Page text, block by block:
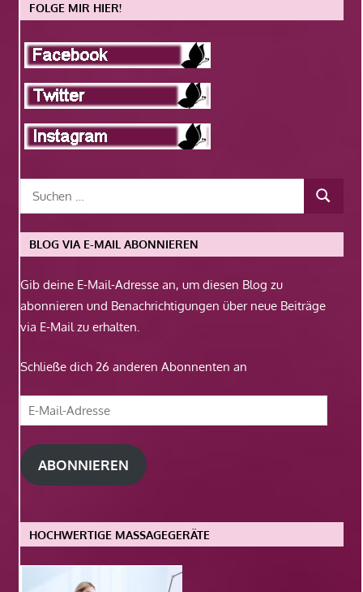
FOLGE MIR HIER!
BLOG VIA E-MAIL ABONNIEREN
Gib deine E-Mail-Adresse an, um diesen Blog zu
abonnieren und Benachrichtigungen über neue Beiträge
via E-Mail zu erhalten.
Schließe dich 26 anderen Abonnenten an
E-
Mail-
Adresse
ABONNIEREN
HOCHWERTIGE MASSAGEGERÄTE